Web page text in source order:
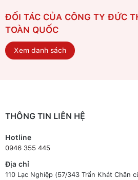
ĐỐI TÁC CỦA CÔNG TY ĐỨC
TOÀN QUỐC
Xem danh sách
THÔNG TIN LIÊN HỆ
Hotline
0946 355 445
Địa chỉ
110 Lạc Nghiệp (57/343 Trần Khát Chân